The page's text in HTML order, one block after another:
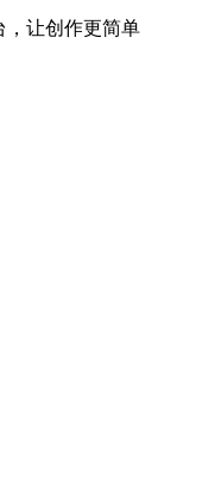
，让创作更简单